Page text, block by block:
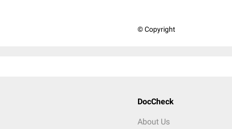
© Copyright
DocCheck
About Us